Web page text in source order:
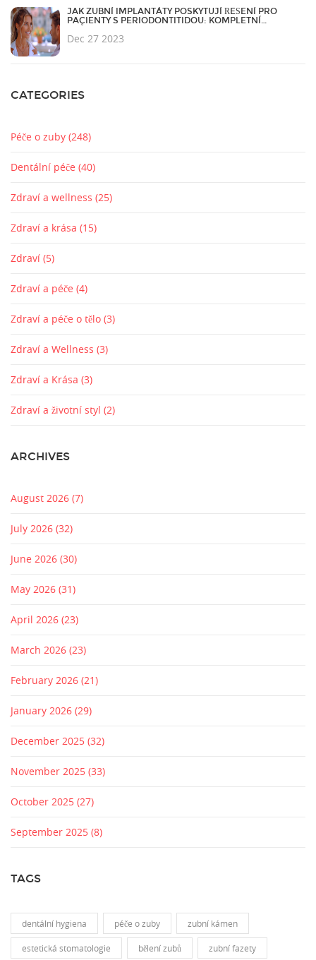
JAK ZUBNÍ IMPLANTÁTY POSKYTUJÍ ŘEŠENÍ PRO
PACIENTY S PERIODONTITIDOU: KOMPLETNÍ
Dec 27 2023
CATEGORIES
Péče o zuby (248)
Dentální péče (40)
Zdraví a wellness (25)
Zdraví a krása (15)
Zdraví (5)
Zdraví a péče (4)
Zdraví a péče o tělo (3)
Zdraví a Wellness (3)
Zdraví a Krása (3)
Zdraví a životní styl (2)
ARCHIVES
August 2026 (7)
July 2026 (32)
June 2026 (30)
May 2026 (31)
April 2026 (23)
March 2026 (23)
February 2026 (21)
January 2026 (29)
December 2025 (32)
November 2025 (33)
October 2025 (27)
September 2025 (8)
TAGS
dentální hygiena péče o zuby zubní kámen
estetická stomatologie bělení zubů zubní fazety